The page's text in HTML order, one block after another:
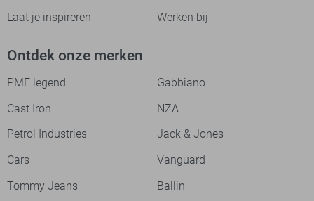
Laat je inspireren Werken bij
Ontdek onze merken
PME legend
Gabbiano
Cast Iron
NZA
Petrol Industries
Jack & Jones
Cars
Vanguard
Tommy Jeans
Ballin